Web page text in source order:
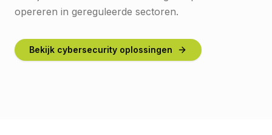
opereren in gereguleerde sectoren.
Bekijk cybersecurity oplossingen